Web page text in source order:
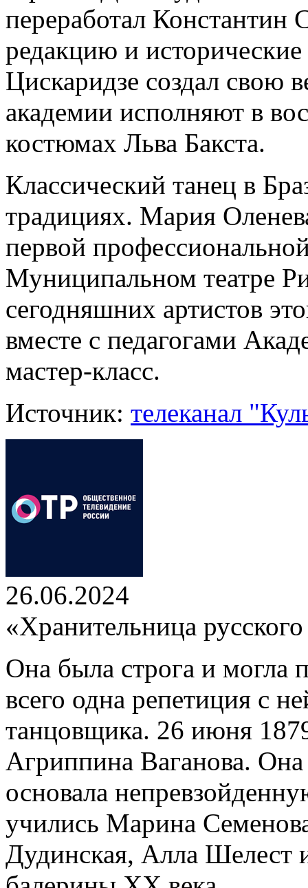
переработал Константин
редакцию и
Цискаридзе создал свою
академии исполняют в
костюмах Льва Бакста.
Классический танец в
традициях. Мария
первой
Муниципальном театре
сегодняшних артистов
вместе с педагогами
мастер-класс.
Источник: телеканал
26.06.2024
«Хранительница
Она была строга и могла
всего одна репетиция с
танцовщика. 26 июня
Агриппина Ваганова. Она
основала
учились Марина
Дудинская, Алла Шелест